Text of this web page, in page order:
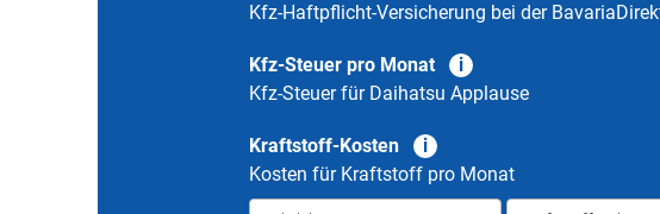
Kfz-Haftpflicht-Versicherung bei der
Kfz-Steuer pro Monat
Kfz-Steuer für Daihatsu Applause
Kraftstoff-Kosten
Kosten für Kraftstoff pro Monat